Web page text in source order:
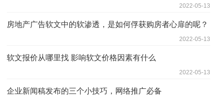
2022-05-13
房地产广告软文中的软渗透，是如何俘获购房者心扉的呢？
2022-05-13
软文报价从哪里找 影响软文价格因素有什么
2022-05-13
企业新闻稿发布的三个小技巧，网络推广必备